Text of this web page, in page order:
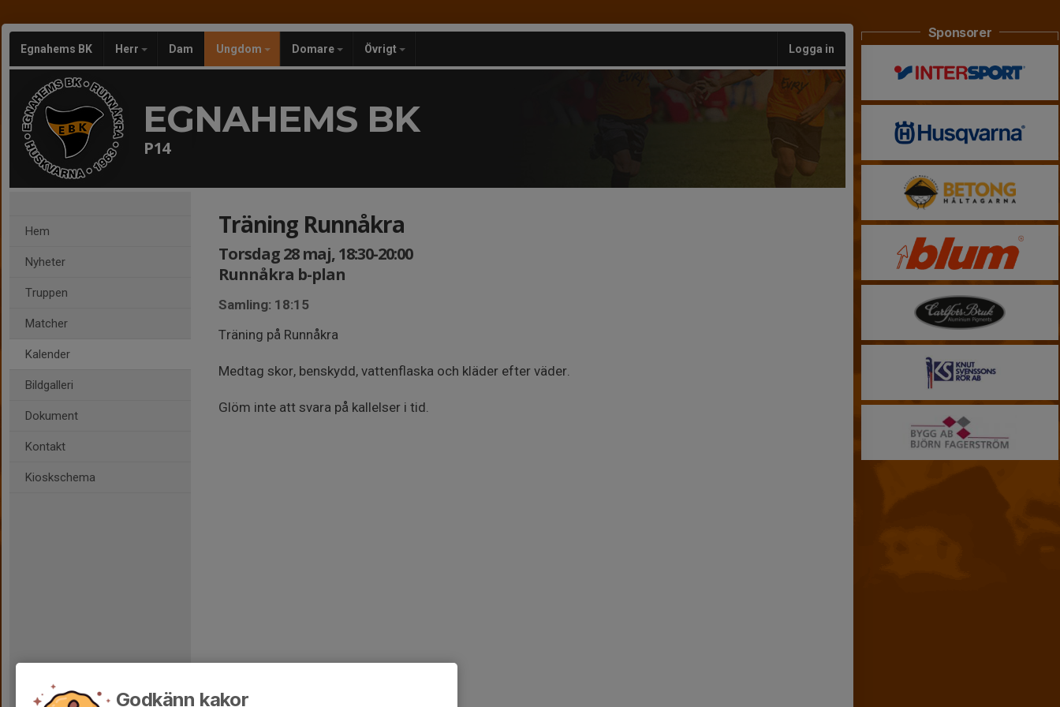
Egnahems BK Herr Dam Ungdom Domare Övrigt Logga in
EGNAHEMS BK
P14
Hem
Nyheter
Truppen
Matcher
Kalender
Bildgalleri
Dokument
Kontakt
Kioskschema
Träning Runnåkra
Torsdag 28 maj, 18:30-20:00
Runnåkra b-plan
Samling: 18:15
Träning på Runnåkra
Medtag skor, benskydd, vattenflaska och kläder efter väder.
Glöm inte att svara på kallelser i tid.
Sponsorer
Godkänn kakor